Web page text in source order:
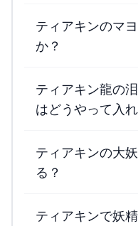
ティアキンのマ
か？
ティアキン龍の
はどうやって入
ティアキンの大
る？
ティアキンで妖